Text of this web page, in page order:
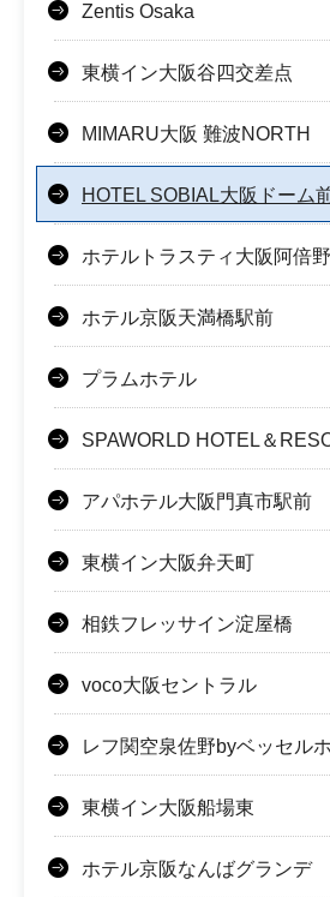
Zentis Osaka
東横イン大阪谷四交差点
MIMARU大阪 難波NORTH
HOTEL SOBIAL大阪ドーム
ホテルトラスティ大阪阿倍野
ホテル京阪天満橋駅前
プラムホテル
SPAWORLD HOTEL＆
アパホテル大阪門真市駅前
東横イン大阪弁天町
相鉄フレッサイン淀屋橋
voco大阪セントラル
レフ関空泉佐野byベッセル
東横イン大阪船場東
ホテル京阪なんばグランデ